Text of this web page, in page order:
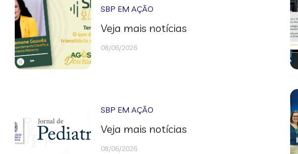
SBP EM AÇÃO
Veja mais notícias
08/06/2026
SBP EM AÇÃO
Veja mais notícias
08/06/2026